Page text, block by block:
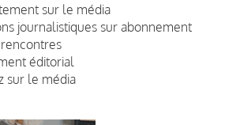
sur le média
journalistiques sur abonnement
éditorial
sur le média